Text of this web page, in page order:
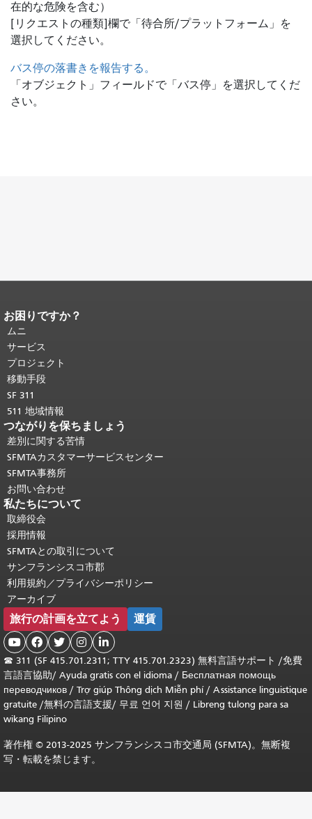
在的な危険を含む）
[リクエストの種類]欄で「待合所/プラットフォーム」を
選択してください。
バス停の落書きを報告する。
「オブジェクト」フィールドで「バス停」を選択してくだ
さい。
ページコンテンツの終わり。
ジの残りの部分はすべてのページで繰
り返されます。
頭に戻る。
お困りですか？
ムニ
サービス
プロジェクト
移動手段
SF 311
511 地域情報
つながりを保ちましょう
差別に関する苦情
SFMTAカスタマーサービスセンター
SFMTA事務所
お問い合わせ
私たちについて
取締役会
採用情報
SFMTAとの取引について
サンフランシスコ市郡
利用規約／プライバシーポリシー
アーカイブ
旅行の計画を立てよう 運賃
    
☎ 311 (SF 415.701.2311; TTY 415.701.2323) 無料言語サポート /免費
言語言協助/ Ayuda gratis con el idioma / Бесплатная помощь
переводчиков / Trợ giúp Thông dịch Miễn phí/ Assistance linguistique
gratuite /無料の言語支援/ 무료 언어 지원 / Libreng tulong para sa
wikang Filipino
著作権 © 2013-2025 サンフランシスコ市交通局 (SFMTA)。無断複
写・転載を禁じます。